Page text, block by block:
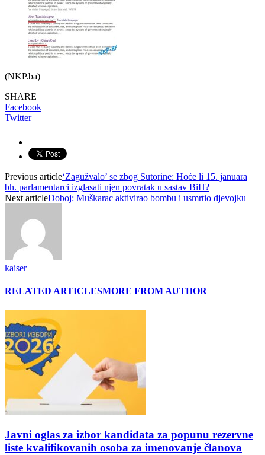
(NKP.ba)
SHARE
Facebook
Twitter
Previous article‘Zagužvalo’ se zbog Sutorine: Hoće li 15. januara
bh. parlamentarci izglasati njen povratak u sastav BiH?
Next articleDoboj: Muškarac aktivirao bombu i usmrtio djevojku
kaiser
RELATED ARTICLESMORE FROM AUTHOR
Javni oglas za izbor kandidata za popunu rezervne
liste kvalifikovanih osoba za imenovanje članova